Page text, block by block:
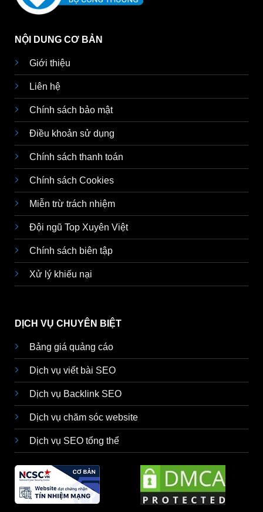
NỘI DUNG CƠ BẢN
Giới thiệu
Liên hệ
Chính sách bảo mật
Điều khoản sử dụng
Chính sách thanh toán
Chính sách Cookies
Miễn trừ trách nhiệm
Đội ngũ Top Xuyên Việt
Chính sách biên tập
Xử lý khiếu nại
DỊCH VỤ CHUYÊN BIỆT
Bảng giá quảng cáo
Dịch vụ viết bài SEO
Dịch vụ Backlink SEO
Dịch vụ chăm sóc website
Dịch vụ SEO tổng thể